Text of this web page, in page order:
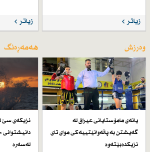
زیاتر زیاتر
وەرزش
یانەی مامۆستایانی عیراق لە
گەیشتن بە پاڵەوانێتییەكی موای تای
نزیكدەبێتەوە
هەمەڕەنگ
نزیكەی سێ
لەسەرە